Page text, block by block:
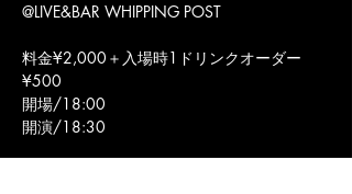
@LIVE&BAR WHIPPING POST
料金¥2,000＋入場時1ドリンクオーダー
¥500
開場/18:00
開演/18:30